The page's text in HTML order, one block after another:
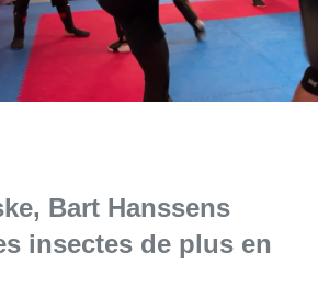
Bart Hanssens
insectes de plus en